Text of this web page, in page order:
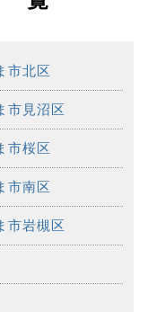
市北区
市見沼区
市桜区
市南区
市岩槻区